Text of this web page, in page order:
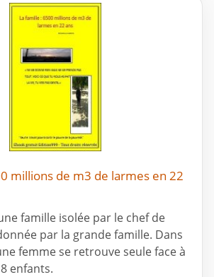
millions de m3 de larmes en 22
famille isolée par le chef de
par la grande famille. Dans
femme se retrouve seule face à
enfants.